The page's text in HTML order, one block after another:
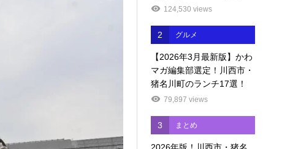
124,530 views
2 グルメ
【2026年3月最新版】かわ
マガ編集部選定！川西市・
猪名川町のランチ17選！
79,897 views
3 まとめ